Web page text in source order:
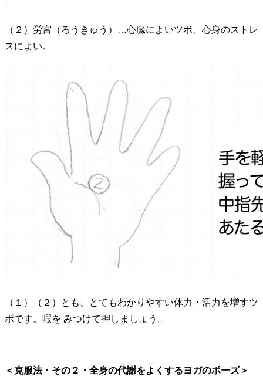
（２）労宮（ろうきゅう）…心臓によいツボ、心身のストレ
スによい。
（１）（２）とも、とてもわかりやすい体力・活力を増すツ
ボです。暇を みつけて押しましょう。
＜克服法・その２・全身の代謝をよくするヨガのポーズ＞